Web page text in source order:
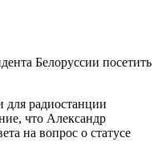
Белоруссии посетить
для радиостанции
что Александр
на вопрос о статусе